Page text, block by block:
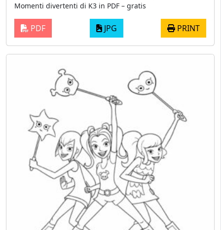
Momenti divertenti di K3 in PDF – gratis
PDF JPG PRINT